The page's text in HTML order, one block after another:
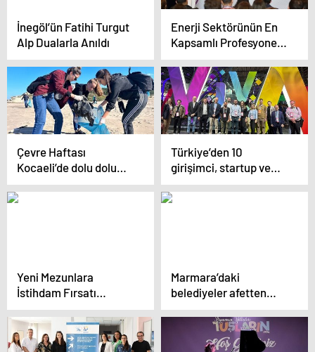
İnegöl’ün Fatihi Turgut
Alp Dualarla Anıldı
Enerji Sektörünün En
Kapsamlı Profesyonel
Gelişim Programı
Power MBA’in
Dördüncü Dönemi
Başladı
Çevre Haftası
Kocaeli’de dolu dolu
kutlanacak
Türkiye’den 10
girişimci, startup ve
teknoloji fuarı
VivaTech’e katıldı
Yeni Mezunlara
İstihdam Fırsatı
“Şevket Sabancı
Vizyonuyla İlk Fırsat
Programı’nın
Marmara’daki
belediyeler afetten
sonraki yaşamı
Nilüfer’de ele aldı